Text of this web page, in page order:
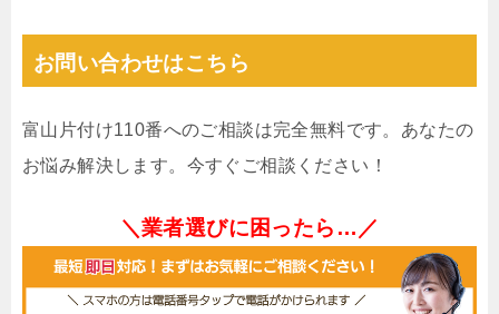
お問い合わせはこちら
富山片付け110番へのご相談は完全無料です。あなたの
お悩み解決します。今すぐご相談ください！
＼業者選びに困ったら…／